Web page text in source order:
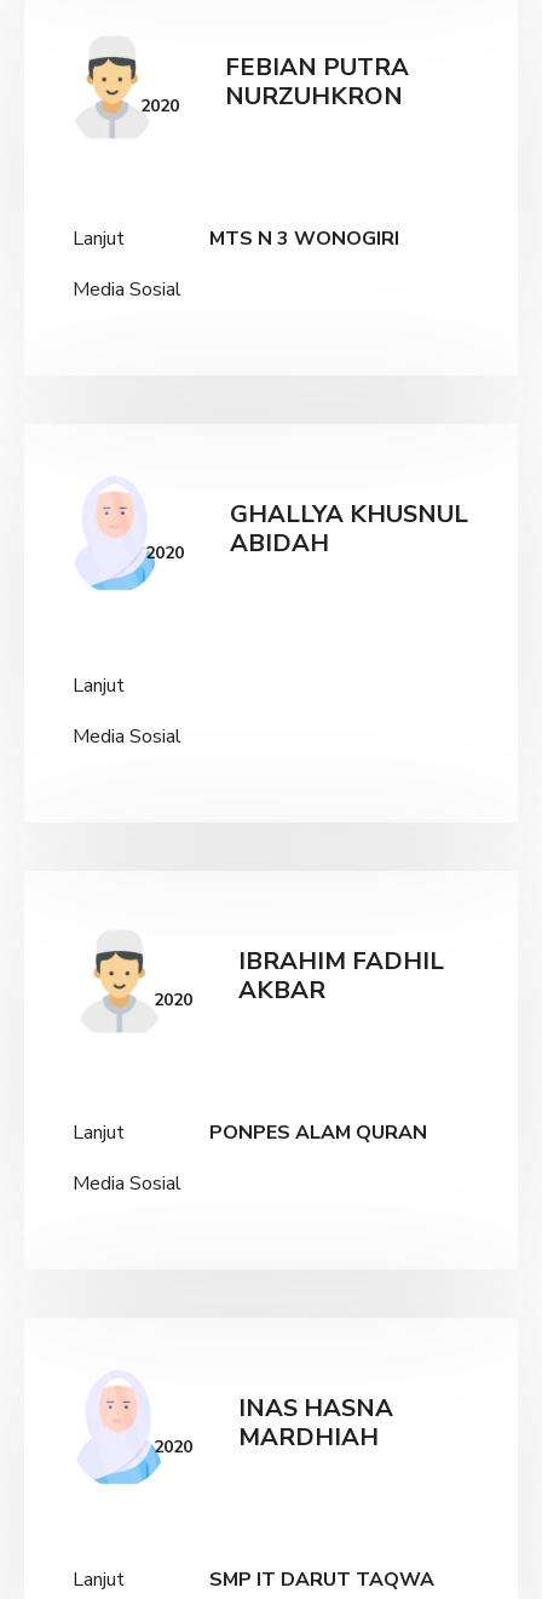
2020
FEBIAN PUTRA
NURZUHKRON
Lanjut
MTS N 3 WONOGIRI
Media Sosial
2020
GHALLYA KHUSNUL
ABIDAH
Lanjut
Media Sosial
2020
IBRAHIM FADHIL
AKBAR
Lanjut
PONPES ALAM QURAN
Media Sosial
2020
INAS HASNA
MARDHIAH
Lanjut
SMP IT DARUT TAQWA